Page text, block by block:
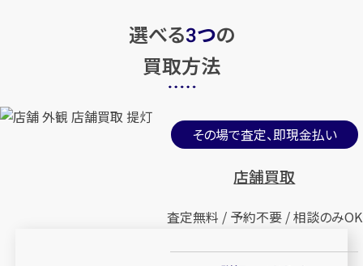
選べる3つの
買取方法
その場で査定、即現金払い
店舗買取
査定無料 / 予約不要 / 相談のみOK